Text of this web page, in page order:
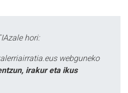
hori:
webguneko
irakur eta ikus